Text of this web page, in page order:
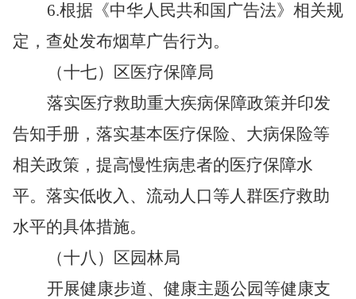
6.根据《中华人民共和国广告法》相关规
定，查处发布烟草广告行为。
（十七）区医疗保障局
落实医疗救助重大疾病保障政策并印发
告知手册，落实基本医疗保险、大病保险等
相关政策，提高慢性病患者的医疗保障水
平。落实低收入、流动人口等人群医疗救助
水平的具体措施。
（十八）区园林局
开展健康步道、健康主题公园等健康支